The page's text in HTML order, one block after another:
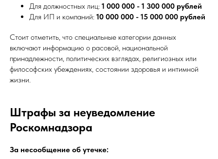
Для должностных лиц: 1 000 000 - 1 300 000 рублей
Для ИП и компаний: 10 000 000 - 15 000 000 рублей
Стоит отметить, что специальные категории данных
включают информацию о расовой, национальной
принадлежности, политических взглядах, религиозных или
философских убеждениях, состоянии здоровья и интимной
жизни.
Штрафы за неуведомление
Роскомнадзора
За несообщение об утечке: